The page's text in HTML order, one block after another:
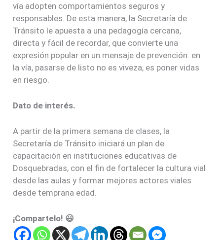
vía adopten comportamientos seguros y
responsables. De esta manera, la Secretaría de
Tránsito le apuesta a una pedagogía cercana,
directa y fácil de recordar, que convierte una
expresión popular en un mensaje de prevención: en
la vía, pasarse de listo no es viveza, es poner vidas
en riesgo.
Dato de interés.
A partir de la primera semana de clases, la
Secretaría de Tránsito iniciará un plan de
capacitación en instituciones educativas de
Dosquebradas, con el fin de fortalecer la cultura vial
desde las aulas y formar mejores actores viales
desde temprana edad.
¡Compartelo! 😃